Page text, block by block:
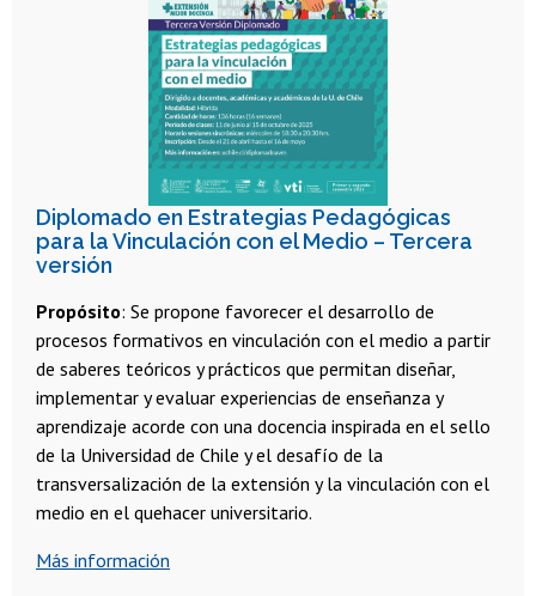
Diplomado en Estrategias Pedagógicas
para la Vinculación con el Medio – Tercera
versión
Propósito: Se propone favorecer el desarrollo de
procesos formativos en vinculación con el medio a partir
de saberes teóricos y prácticos que permitan diseñar,
implementar y evaluar experiencias de enseñanza y
aprendizaje acorde con una docencia inspirada en el sello
de la Universidad de Chile y el desafío de la
transversalización de la extensión y la vinculación con el
medio en el quehacer universitario.
Más información